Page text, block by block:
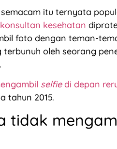
itu ternyata
kesehatan
foto dengan teman-
oleh seorang
selfiedi depan
tahun 2015.
tidak